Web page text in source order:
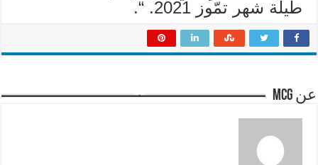
طيلة شهر تمّوز 2021. “.
عن mcg